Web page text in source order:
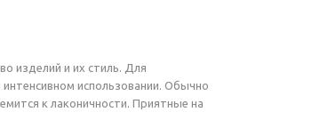
изделий и их стиль. Для
использовании. Обычно
к лаконичности. Приятные на